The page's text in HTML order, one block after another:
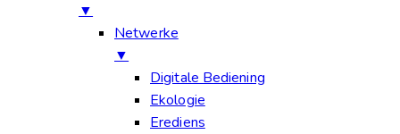
▼
Netwerke
▼
Digitale Bediening
Ekologie
Erediens